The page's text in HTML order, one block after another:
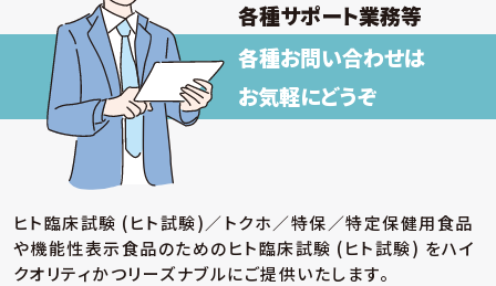
各種サポート業務等
各種お問い合わせは
お気軽にどうぞ
ヒト臨床試験 (ヒト試験)／トクホ／特保／特定保健用食品
や機能性表示食品のためのヒト臨床試験 (ヒト試験) をハイ
クオリティかつリーズナブルにご提供いたします。